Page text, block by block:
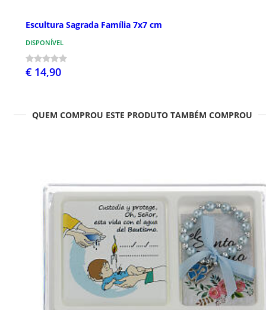
Escultura Sagrada Família 7x7 cm
DISPONÍVEL
€ 14,90
QUEM COMPROU ESTE PRODUTO TAMBÉM COMPROU